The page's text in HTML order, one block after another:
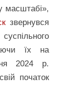
масштабі»,
звернувся
їх на
2024 р.
початок